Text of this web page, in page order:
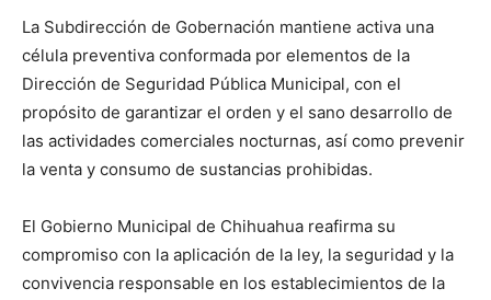
La Subdirección de Gobernación mantiene activa una
célula preventiva conformada por elementos de la
Dirección de Seguridad Pública Municipal, con el
propósito de garantizar el orden y el sano desarrollo de
las actividades comerciales nocturnas, así como prevenir
la venta y consumo de sustancias prohibidas.
El Gobierno Municipal de Chihuahua reafirma su
compromiso con la aplicación de la ley, la seguridad y la
convivencia responsable en los establecimientos de la